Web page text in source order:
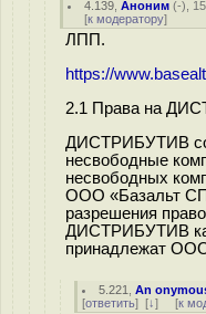
4.139 ,Аноним (-),
[к модератору]
ЛПП.
https://
2.1 Права на
ДИСТРИБУТИВ
несвободные
несвободных
ООО «Базальт
разрешения
ДИСТРИБУТИВ
принадлежат
5.221 ,An
[ответить] [↓] [к